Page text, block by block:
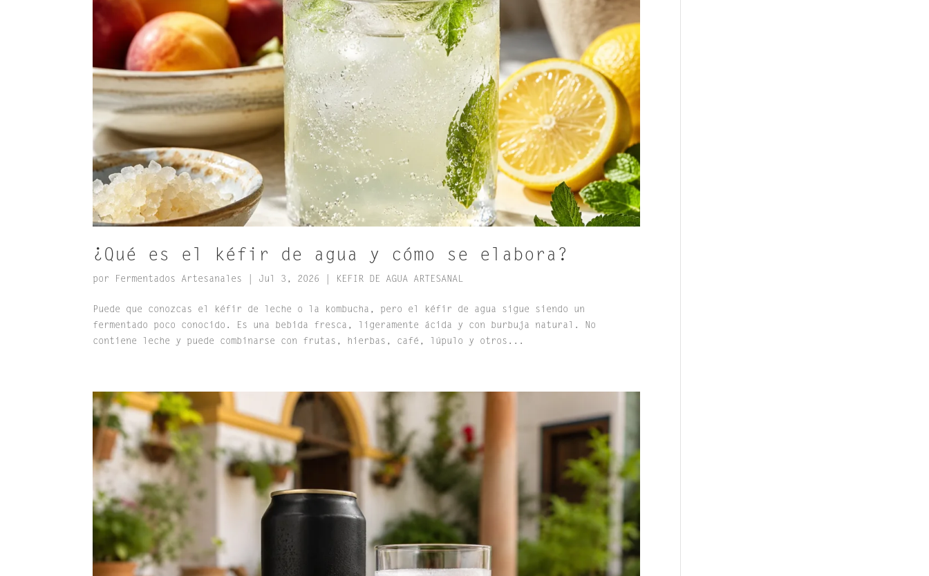
¿Qué es el kéfir de agua y cómo se elabora?
por Fermentados Artesanales Jul 3, 2026 KEFIR DE AGUA ARTESANAL
Puede que conozcas el kéfir de leche o la kombucha, pero el kéfir de agua sigue siendo un
fermentado poco conocido. Es una bebida fresca, ligeramente ácida y con burbuja natural. No
contiene leche y puede combinarse con frutas, hierbas, café, lúpulo y otros...